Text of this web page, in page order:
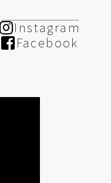
Instagram
Facebook